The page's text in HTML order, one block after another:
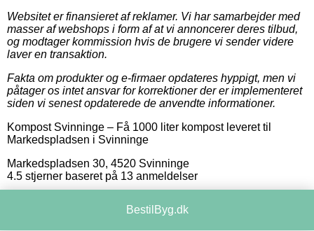
Websitet er finansieret af reklamer. Vi har samarbejder med
masser af webshops i form af at vi annoncerer deres tilbud,
og modtager kommission hvis de brugere vi sender videre
laver en transaktion.
Fakta om produkter og e-firmaer opdateres hyppigt, men vi
påtager os intet ansvar for korrektioner der er implementeret
siden vi senest opdaterede de anvendte informationer.
Kompost Svinninge – Få 1000 liter kompost leveret til
Markedspladsen i Svinninge
Markedspladsen 30, 4520 Svinninge
4.5 stjerner baseret på 13 anmeldelser
BestilByg.dk